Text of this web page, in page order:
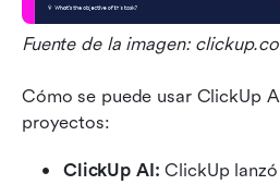
Fuente de la imagen:
Cómo se puede usar ClickUp
proyectos:
ClickUp AI: ClickUp